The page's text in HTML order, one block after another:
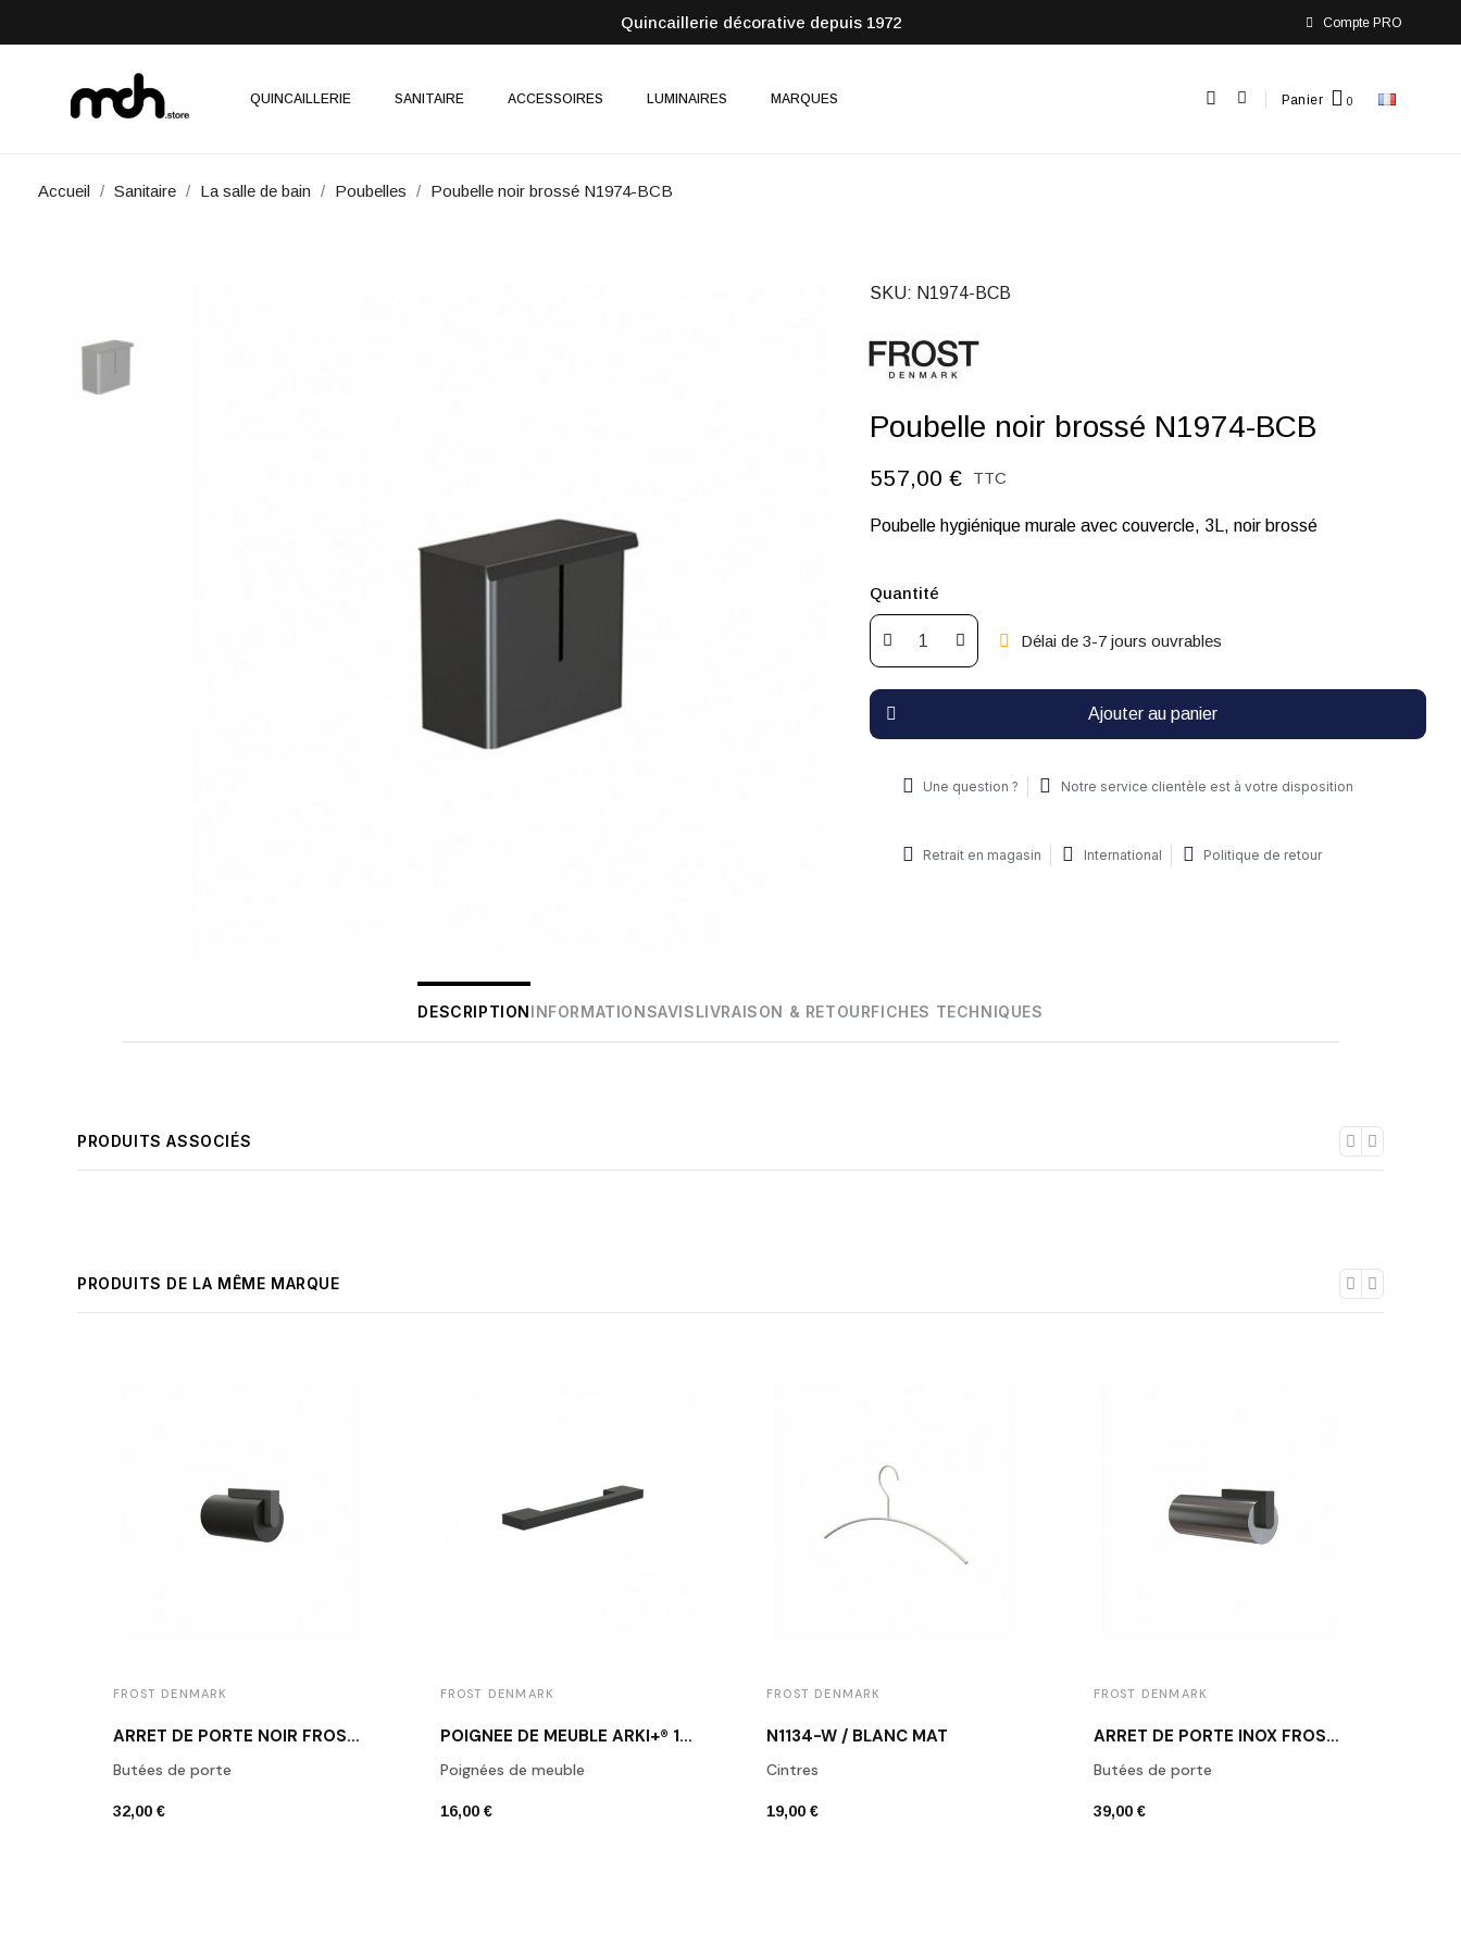
Quincaillerie décorative depuis 1972 Compte PRO
QUINCAILLERIE SANITAIRE ACCESSOIRES LUMINAIRES MARQUES Panier
Accueil Sanitaire La salle de bain Poubelles Poubelle noir brossé N1974-BCB
SKU N1974-BCB
Poubelle noir brossé N1974-BCB
557,00 € TTC
Poubelle hygiénique murale avec couvercle, 3L, noir brossé
Quantité
Délai de 3-7 jours ouvrables
Ajouter au panier
Une question ? Notre service clientèle est à votre disposition
Retrait en magasin International Politique de retour
DESCRIPTIONINFORMATIONSAVISLIVRAISON & RETOURFICHES TECHNIQUES
PRODUITS ASSOCIÉS
PRODUITS DE LA MÊME MARQUE
FROST DENMARK
ARRÊT DE PORTE NOIR FROST N1931B
Butées de porte
32,00 €
FROST DENMARK
POIGNÉE DE MEUBLE ARKI+® 160 NOIR MAT
Poignées de meuble
16,00 €
FROST DENMARK
N1134-W / BLANC MAT
Cintres
19,00 €
FROST DENMARK
ARRÊT DE PORTE INOX FROST N1931-1
Butées de porte
39,00 €